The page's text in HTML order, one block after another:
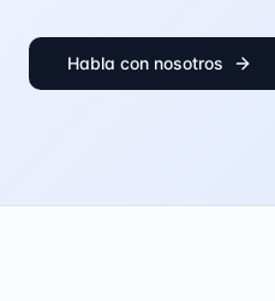
Habla con nosotros